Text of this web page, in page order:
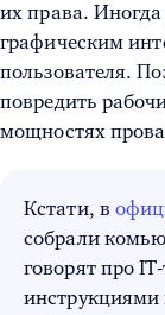
их права. Иногда
графическим
пользователя.
повредить
мощностях
Кстати, в
собрали
говорят про
инструкциями